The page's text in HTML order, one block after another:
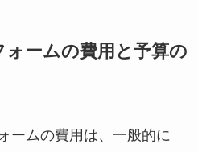
ォームの費用と予算の
ームの費用は、一般的に